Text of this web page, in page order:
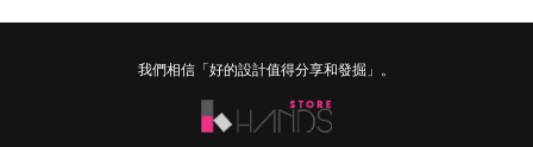
我們相信「好的設計值得分享和發掘」。